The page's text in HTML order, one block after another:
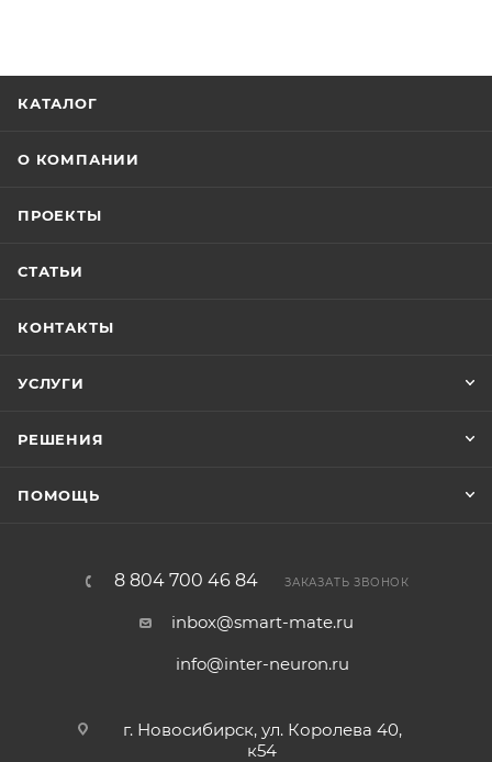
КАТАЛОГ
О КОМПАНИИ
ПРОЕКТЫ
СТАТЬИ
КОНТАКТЫ
УСЛУГИ
РЕШЕНИЯ
ПОМОЩЬ
8 804 700 46 84 ЗАКАЗАТЬ ЗВОНОК
inbox@smart-mate.ru
info@inter-neuron.ru
г. Новосибирск, ул. Королева 40,
к54